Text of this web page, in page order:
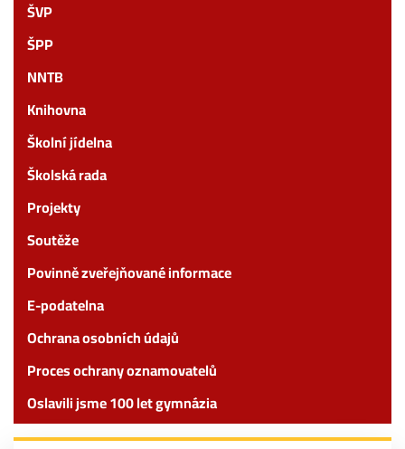
ŠVP
ŠPP
NNTB
Knihovna
Školní jídelna
Školská rada
Projekty
Soutěže
Povinně zveřejňované informace
E-podatelna
Ochrana osobních údajů
Proces ochrany oznamovatelů
Oslavili jsme 100 let gymnázia